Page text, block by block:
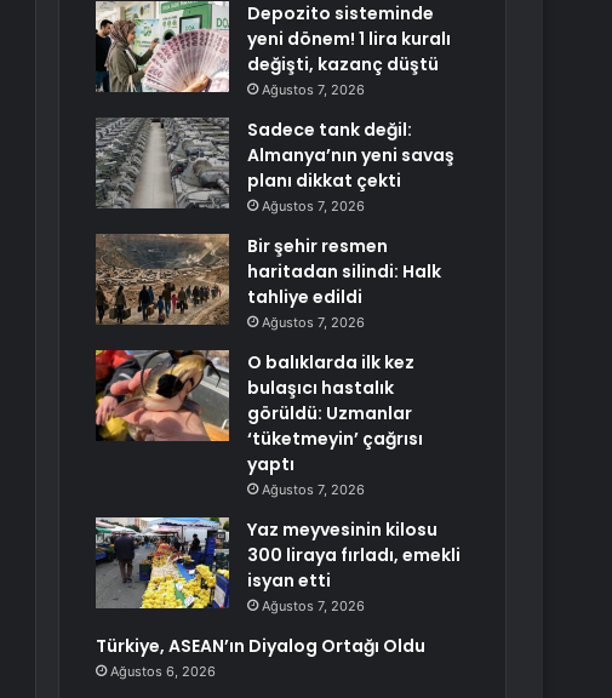
Depozito sisteminde
yeni dönem! 1 lira kuralı
değişti, kazanç düştü
Ağustos 7, 2026
Sadece tank değil:
Almanya’nın yeni savaş
planı dikkat çekti
Ağustos 7, 2026
Bir şehir resmen
haritadan silindi: Halk
tahliye edildi
Ağustos 7, 2026
O balıklarda ilk kez
bulaşıcı hastalık
görüldü: Uzmanlar
‘tüketmeyin’ çağrısı
yaptı
Ağustos 7, 2026
Yaz meyvesinin kilosu
300 liraya fırladı, emekli
isyan etti
Ağustos 7, 2026
Türkiye, ASEAN’ın Diyalog Ortağı Oldu
Ağustos 6, 2026